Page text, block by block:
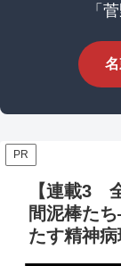
「
PR
【連載3
間泥棒た
たす精神病